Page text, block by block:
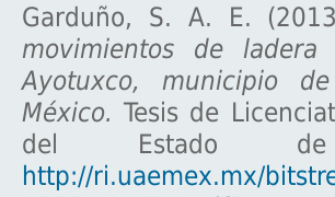
Garduño, S. A. E.
movimientos de
Ayotuxco, municipio
México. Tesis de
del Estado de
http://ri.uaemex.mx/